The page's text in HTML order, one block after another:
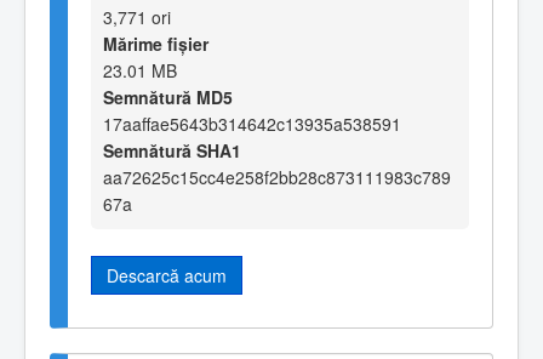
3,771 ori
Mărime fișier
23.01 MB
Semnătură MD5
17aaffae5643b314642c13935a538591
Semnătură SHA1
aa72625c15cc4e258f2bb28c873111983c789
67a
Descarcă acum